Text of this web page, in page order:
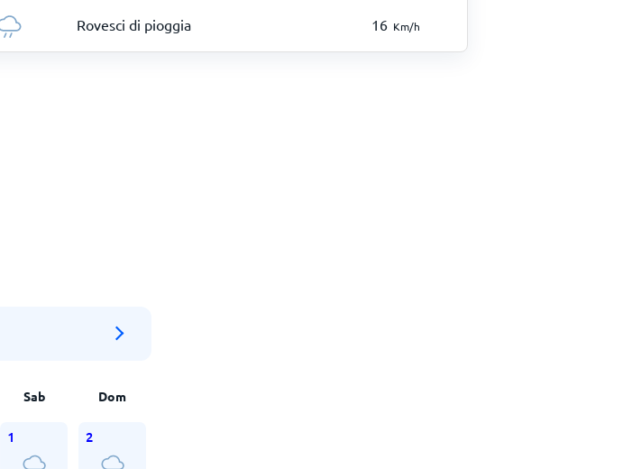
Rovesci di pioggia 16 Km/h
Sab Dom
1 2